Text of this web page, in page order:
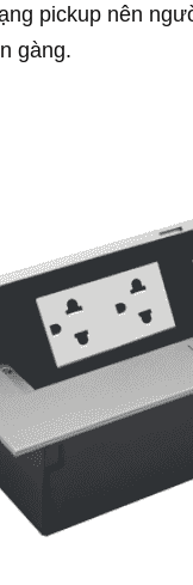
pickup nên
gàng.